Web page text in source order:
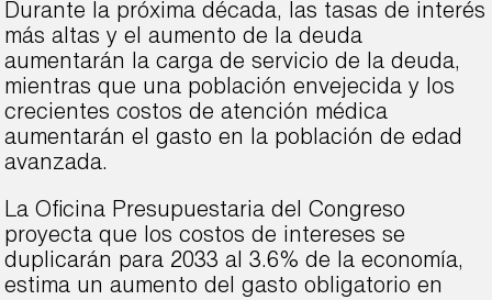
Durante la próxima década, las tasas de interés
más altas y el aumento de la deuda
aumentarán la carga de servicio de la deuda,
mientras que una población envejecida y los
crecientes costos de atención médica
aumentarán el gasto en la población de edad
avanzada.
La Oficina Presupuestaria del Congreso
proyecta que los costos de intereses se
duplicarán para 2033 al 3.6% de la economía,
estima un aumento del gasto obligatorio en